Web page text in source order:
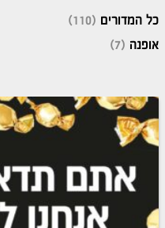
כל המדורים (110)
אופנה (7)